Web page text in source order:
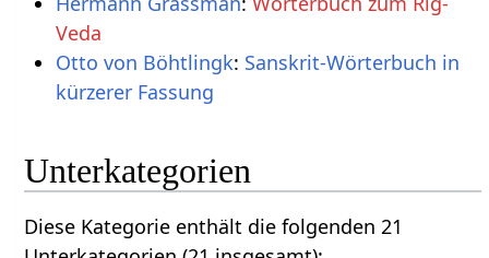
Veda
Otto von Böhtlingk: Sanskrit-Wörterbuch in
kürzerer Fassung
Unterkategorien
Diese Kategorie enthält die folgenden 21